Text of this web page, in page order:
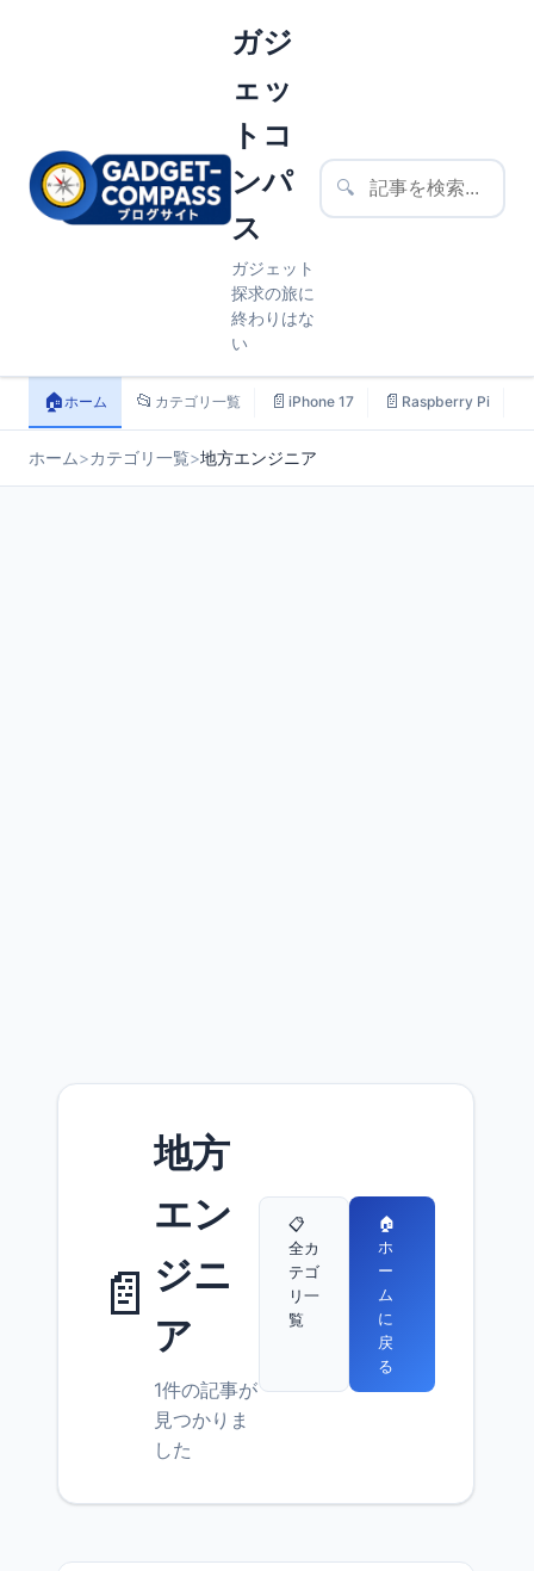
ガジ
ェッ
トコ
ンパ
ス
ガジェット
探求の旅に
終わりはな
い
🔍
🏠ホーム 📂 カテゴリ一覧 📄 iPhone 17 📄 Raspberry Pi
ホーム>カテゴリ一覧>地方エンジニア
📄
地方
エン
ジニ
ア
1件の記事が
見つかりま
した
📋
全カ
テゴ
リ一
覧
🏠
ホ
ー
ム
に
戻
る